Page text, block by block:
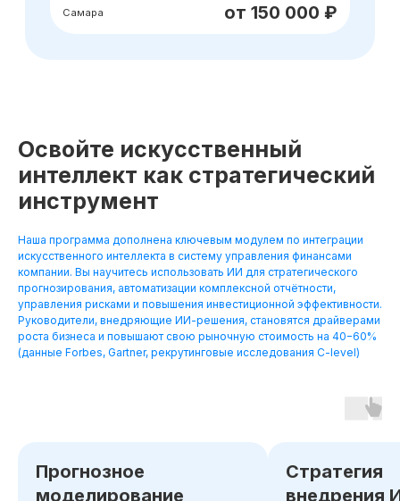
Освойте искусственный
интеллект как стратегический
инструмент
Наша программа дополнена ключевым модулем по интеграции
искусственного интеллекта в систему управления финансами
компании. Вы научитесь использовать ИИ для стратегического
прогнозирования, автоматизации комплексной отчётности,
управления рисками и повышения инвестиционной эффективности.
Руководители, внедряющие ИИ-решения, становятся драйверами
роста бизнеса и повышают свою рыночную стоимость на 40−60%
(данные Forbes, Gartner, рекрутинговые исследования C-level)
Прогнозное
моделирование
Стратегия
внедрения
Хотите понять,
оценить качество программы,